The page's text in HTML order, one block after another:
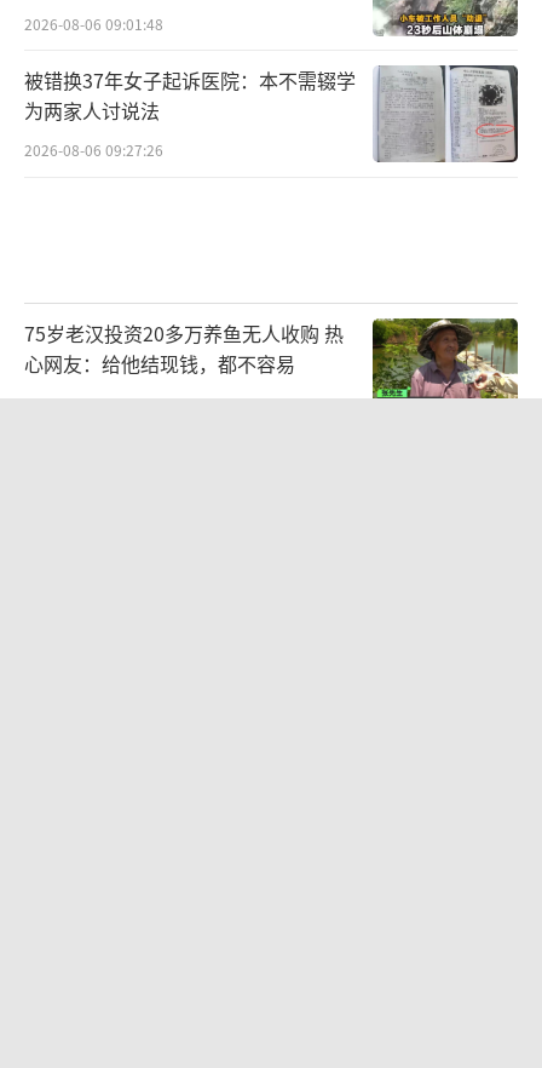
2026-08-06 09:01:48
被错换37年女子起诉医院：本不需辍学
为两家人讨说法
2026-08-06 09:27:26
75岁老汉投资20多万养鱼无人收购 热
心网友：给他结现钱，都不容易
2026-08-06 16:44:32